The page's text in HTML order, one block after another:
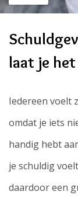
laat je het
Iedereen voelt
omdat je iets
handig hebt
je schuldig
daardoor een